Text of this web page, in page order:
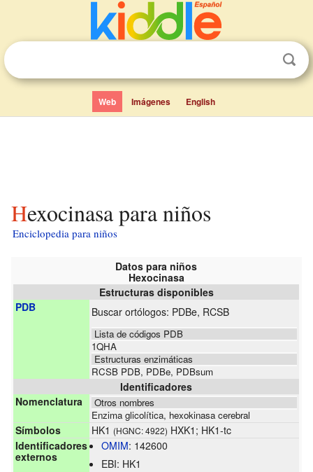
Web Imágenes English
Hexocinasa para niños
Enciclopedia para niños
Datos para niños
Hexocinasa
Estructuras disponibles
PDB
Buscar ortólogos: PDBe, RCSB
Lista de códigos PDB
1QHA
Estructuras enzimáticas
RCSB PDB, PDBe, PDBsum
Identificadores
Nomenclatura
Otros nombres
Enzima glicolítica, hexokinasa cerebral
Símbolos HK1 (HGNC: 4922) HXK1; HK1-tc
Identificadores
externos
OMIM: 142600
EBI: HK1